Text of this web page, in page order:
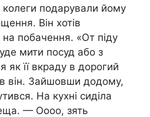
подарували йому
Він хотів
побачення. «От піду
мити посуд або з
як її вкраду в дорогий
він. Зайшовши додому,
На кухні сиділа
— Оооо, зять